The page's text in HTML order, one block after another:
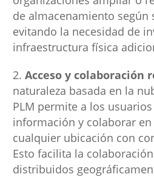
de almacenamiento según
evitando la necesidad de
infraestructura física
Acceso y colaboración
naturaleza basada en la
PLM permite a los
información y colaborar
cualquier ubicación con
Esto facilita la
distribuidos